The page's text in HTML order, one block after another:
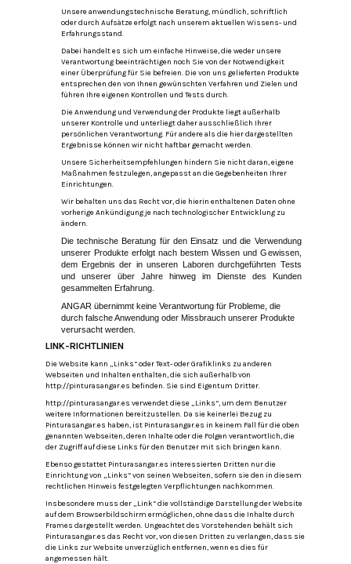
Unsere anwendungstechnische Beratung, mündlich, schriftlich
oder durch Aufsätze erfolgt nach unserem aktuellen Wissens- und
Erfahrungsstand.
Dabei handelt es sich um einfache Hinweise, die weder unsere
Verantwortung beeinträchtigen noch Sie von der Notwendigkeit
einer Überprüfung für Sie befreien. Die von uns gelieferten Produkte
entsprechen den von Ihnen gewünschten Verfahren und Zielen und
führen Ihre eigenen Kontrollen und Tests durch.
Die Anwendung und Verwendung der Produkte liegt außerhalb
unserer Kontrolle und unterliegt daher ausschließlich Ihrer
persönlichen Verantwortung. Für andere als die hier dargestellten
Ergebnisse können wir nicht haftbar gemacht werden.
Unsere Sicherheitsempfehlungen hindern Sie nicht daran, eigene
Maßnahmen festzulegen, angepasst an die Gegebenheiten Ihrer
Einrichtungen.
Wir behalten uns das Recht vor, die hierin enthaltenen Daten ohne
vorherige Ankündigung je nach technologischer Entwicklung zu
ändern.
Die technische Beratung für den Einsatz und die Verwendung
unserer Produkte erfolgt nach bestem Wissen und Gewissen,
dem Ergebnis der in unseren Laboren durchgeführten Tests
und unserer über Jahre hinweg im Dienste des Kunden
gesammelten Erfahrung.
ANGAR übernimmt keine Verantwortung für Probleme, die
durch falsche Anwendung oder Missbrauch unserer Produkte
verursacht werden.
LINK-RICHTLINIEN
Die Website kann „Links“ oder Text- oder Grafiklinks zu anderen
Webseiten und Inhalten enthalten, die sich außerhalb von
http://pinturasangar.es befinden. Sie sind Eigentum Dritter.
http://pinturasangar.es verwendet diese „Links“, um dem Benutzer
weitere Informationen bereitzustellen. Da sie keinerlei Bezug zu
Pinturasangar.es haben, ist Pinturasangar.es in keinem Fall für die oben
genannten Webseiten, deren Inhalte oder die Folgen verantwortlich, die
der Zugriff auf diese Links für den Benutzer mit sich bringen kann.
Ebenso gestattet Pinturasangar.es interessierten Dritten nur die
Einrichtung von „Links“ von seinen Webseiten, sofern sie den in diesem
rechtlichen Hinweis festgelegten Verpflichtungen nachkommen.
Insbesondere muss der „Link“ die vollständige Darstellung der Website
auf dem Browserbildschirm ermöglichen, ohne dass die Inhalte durch
Frames dargestellt werden. Ungeachtet des Vorstehenden behält sich
Pinturasangar.es das Recht vor, von diesen Dritten zu verlangen, dass sie
die Links zur Website unverzüglich entfernen, wenn es dies für
angemessen hält.